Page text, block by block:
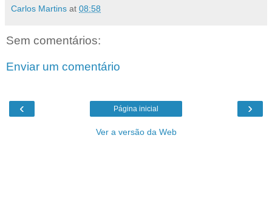
Carlos Martins at 08:58
Sem comentários:
Enviar um comentário
‹ ›
Página inicial
Ver a versão da Web